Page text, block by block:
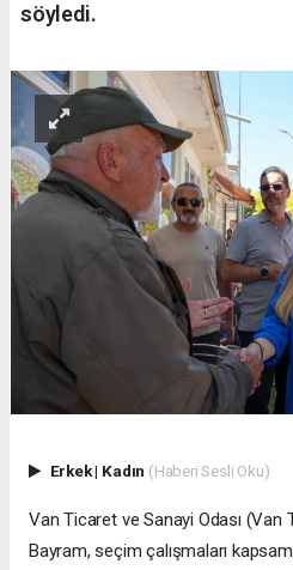
söyledi.
Erkek| Kadın (Haberi Sesli Oku)
Van Ticaret ve Sanayi Odası (Van
Bayram, seçim çalışmaları